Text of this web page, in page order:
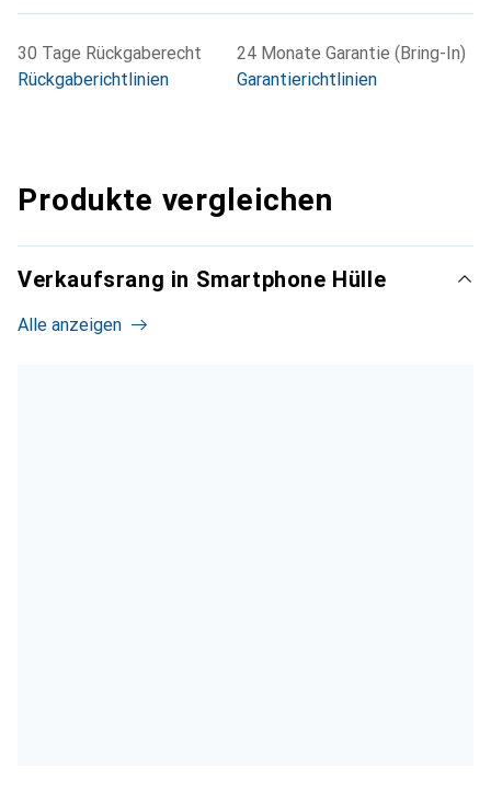
30 Tage Rückgaberecht
Rückgaberichtlinien
24 Monate Garantie (Bring-In)
Garantierichtlinien
Produkte vergleichen
Verkaufsrang in Smartphone Hülle
Alle anzeigen